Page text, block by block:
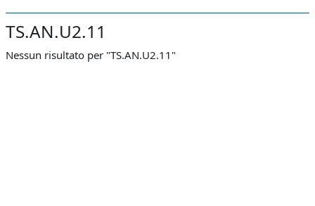
TS.AN.U2.11
Nessun risultato per "TS.AN.U2.11"